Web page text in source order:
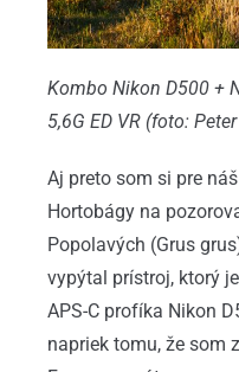
Kombo Nikon D500 +
5,6G ED VR (foto:
Aj preto som si pre
Hortobágy na
Popolavých (Grus
vypýtal prístroj, ktorý
APS-C profíka Nikon
napriek tomu, že som